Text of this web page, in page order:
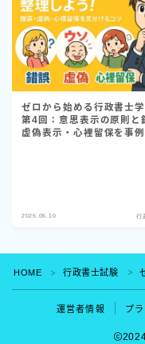
ゼロから始める行政書士学
第4回：意思表示の原則と
虚偽表示・心裡留保を事
2025.06.10 行
HOME ＞ 行政書士試験 ＞
運営者情報 プ